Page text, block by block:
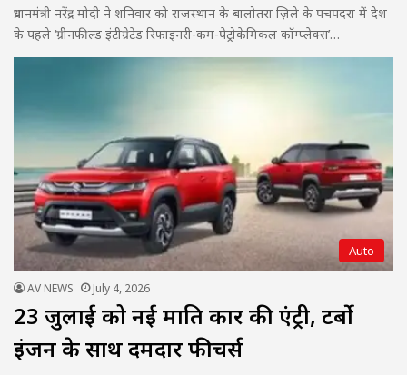
प्रधानमंत्री नरेंद्र मोदी ने शनिवार को राजस्थान के बालोतरा ज़िले के पचपदरा में देश
के पहले ‘ग्रीनफील्ड इंटीग्रेटेड रिफाइनरी-कम-पेट्रोकेमिकल कॉम्प्लेक्स’…
Auto
AV NEWS July 4, 2026
23 जुलाई को नई मारुति कार की एंट्री, टर्बो
इंजन के साथ दमदार फीचर्स